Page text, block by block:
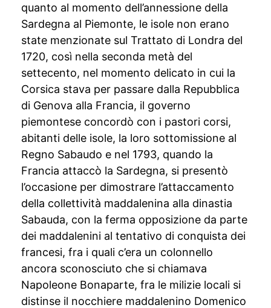
quanto al momento dell’annessione della
Sardegna al Piemonte, le isole non erano
state menzionate sul Trattato di Londra del
1720, così nella seconda metà del
settecento, nel momento delicato in cui la
Corsica stava per passare dalla Repubblica
di Genova alla Francia, il governo
piemontese concordò con i pastori corsi,
abitanti delle isole, la loro sottomissione al
Regno Sabaudo e nel 1793, quando la
Francia attaccò la Sardegna, si presentò
l’occasione per dimostrare l’attaccamento
della collettività maddalenina alla dinastia
Sabauda, con la ferma opposizione da parte
dei maddalenini al tentativo di conquista dei
francesi, fra i quali c’era un colonnello
ancora sconosciuto che si chiamava
Napoleone Bonaparte, fra le milizie locali si
distinse il nocchiere maddalenino Domenico